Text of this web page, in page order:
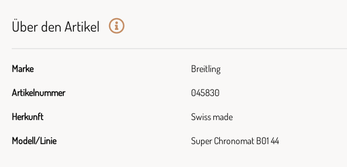
Über den Artikel
Marke Breitling
Artikelnummer 045830
Herkunft Swiss made
Modell/Linie Super Chronomat B01 44